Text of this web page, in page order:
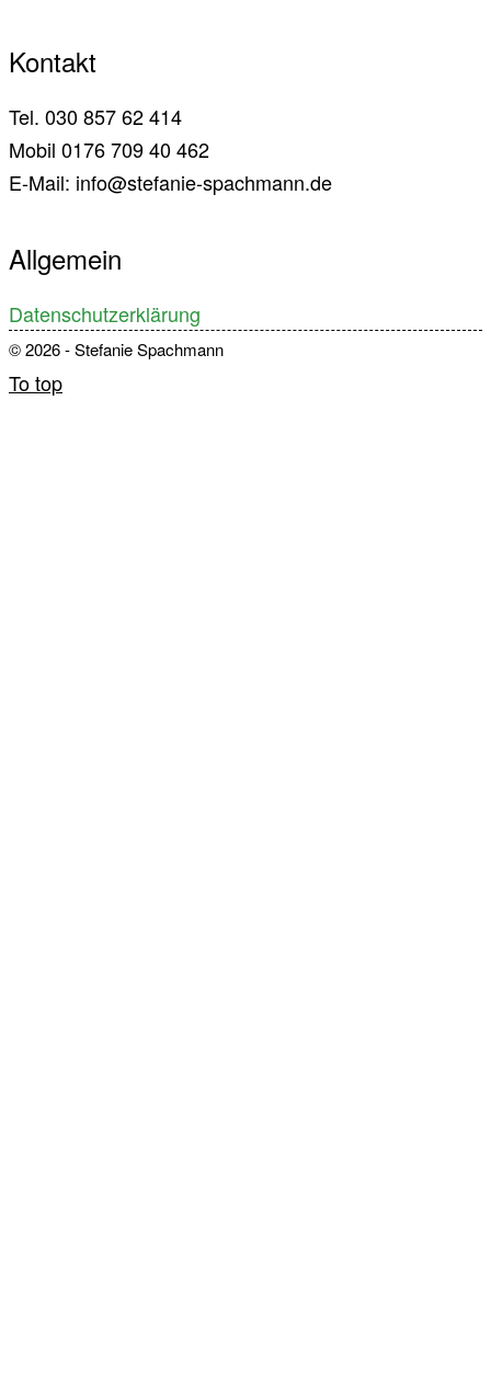
Kontakt
Tel. 030 857 62 414
Mobil 0176 709 40 462
E-Mail: info@stefanie-spachmann.de
Allgemein
Datenschutzerklärung
© 2026 - Stefanie Spachmann
To top